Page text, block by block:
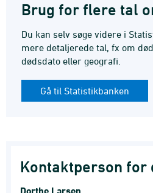
Brug for flere tal
Du kan selv søge videre i
mere detaljerede tal, fx om
dødsdato eller geografi.
Gå til Statistikbanken
Kontaktperson for